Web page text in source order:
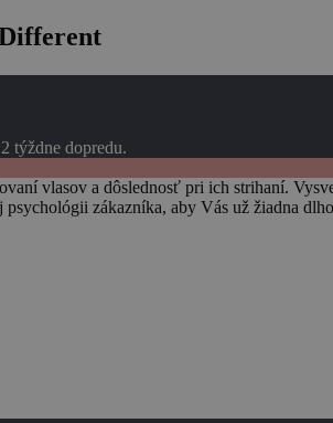
týždne dopredu.
vlasov a dôslednosť pri ich strihaní.
zákazníka, aby Vás už žiadna